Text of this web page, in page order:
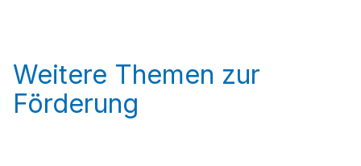
Weitere Themen zur
Förderung